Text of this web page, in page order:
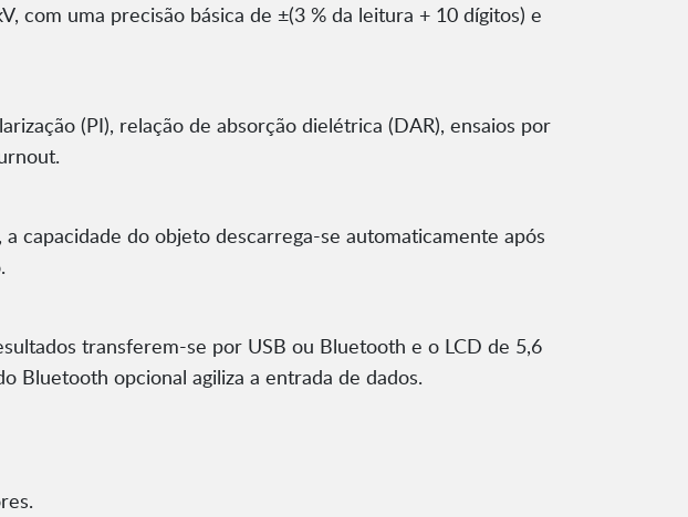
com uma precisão básica de ±(3 % da leitura + 10 dígitos) e
(PI), relação de absorção dielétrica (DAR), ensaios por
capacidade do objeto descarrega-se automaticamente após
transferem-se por USB ou Bluetooth e o LCD de 5,6
Bluetooth opcional agiliza a entrada de dados.